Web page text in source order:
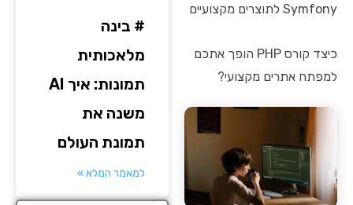
Symfony לתוצרים מקצועיים
כיצד קורס PHP הופך אתכם
למפתח אתרים מקצועי?
# בינה
מלאכותית
תמונות: איך AI
משנה את
תמונת העולם
למאמר המלא »